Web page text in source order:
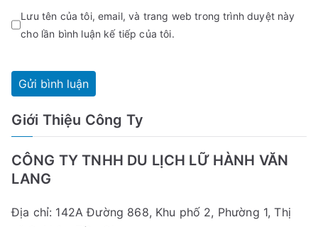
Lưu tên của tôi, email, và trang web trong trình duyệt này
cho lần bình luận kế tiếp của tôi.
Giới Thiệu Công Ty
CÔNG TY TNHH DU LỊCH LỮ HÀNH VĂN
LANG
Địa chỉ: 142A Đường 868, Khu phố 2, Phường 1, Thị